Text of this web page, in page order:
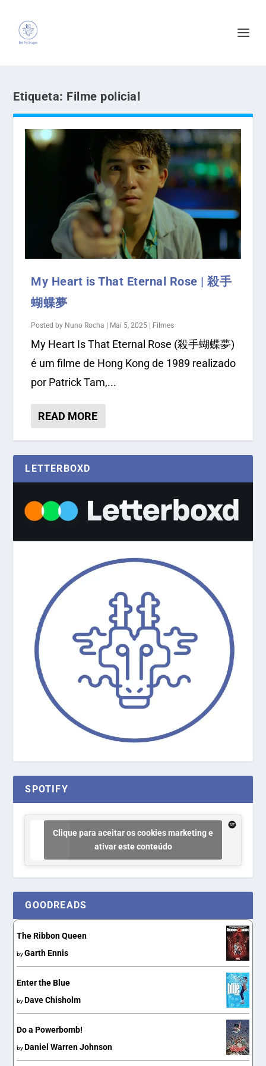
Etiqueta: Filme policial
My Heart is That Eternal Rose | 殺手
蝴蝶夢
Posted by Nuno Rocha | Mai 5, 2025 | Filmes
My Heart Is That Eternal Rose (殺手蝴蝶夢)
é um filme de Hong Kong de 1989 realizado
por Patrick Tam,...
READ MORE
LETTERBOXD
SPOTIFY
Clique para aceitar os cookies marketing e
ativar este conteúdo
GOODREADS
The Ribbon Queen
byGarth Ennis
Enter the Blue
by Dave Chisholm
Do a Powerbomb!
by Daniel Warren Johnson